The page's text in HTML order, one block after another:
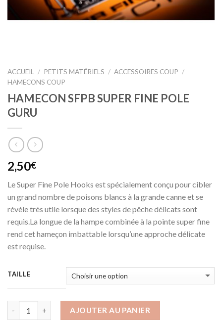
ACCUEIL / PETITS MATÉRIELS / ACCESSOIRES COUP /
HAMECONS COUP
HAMECON SFPB SUPER FINE POLE
GURU
2,50€
Le Super Fine Pole Hooks est spécialement conçu pour cibler
un grand nombre de poisons blancs à la grande canne et se
révèle très utile lorsque des styles de pêche délicats sont
requis.La longue de la hampe combinée à la pointe super fine
rend cet hameçon imbattable lorsqu’une approche délicate
est requise.
TAILLE
AJOUTER AU PANIER